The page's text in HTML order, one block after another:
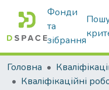
Фонди
та
зібрання
Головна